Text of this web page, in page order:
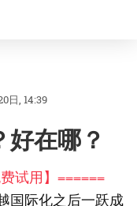
日, 14:39
在哪？
试用】======
国际化之后一跃成